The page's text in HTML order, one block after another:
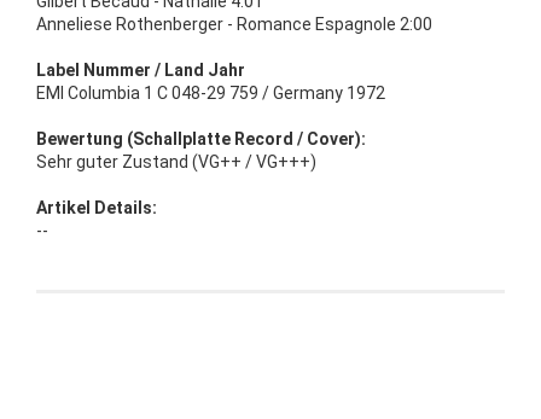
Anneliese Rothenberger - Romance Espagnole 2:00
Label Nummer / Land Jahr
EMI Columbia 1 C 048-29 759 / Germany 1972
Bewertung (Schallplatte Record / Cover):
Sehr guter Zustand (VG++ / VG+++)
Artikel Details:
--